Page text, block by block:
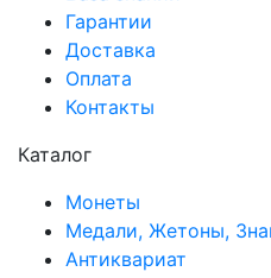
Гарантии
Доставка
Оплата
Контакты
Каталог
Монеты
Медали, Жетоны,
Антиквариат